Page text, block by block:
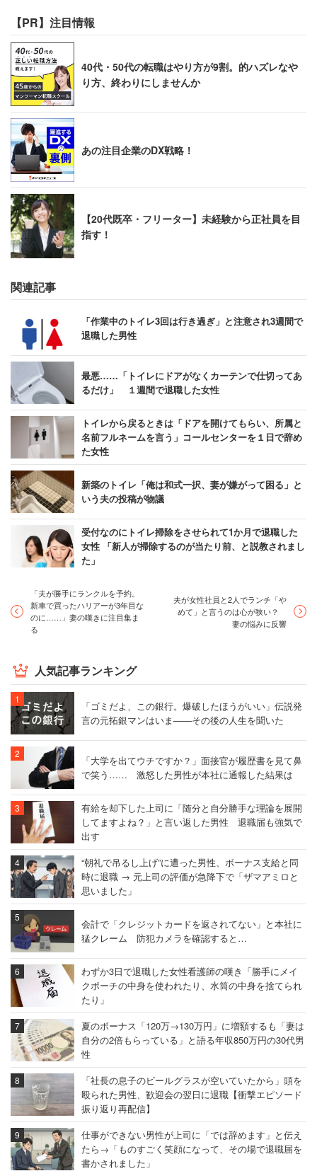
【PR】注目情報
40代・50代の転職はやり方が9割。的ハズレなや
り方、終わりにしませんか
あの注目企業のDX戦略！
【20代既卒・フリーター】未経験から正社員を目
指す！
関連記事
「作業中のトイレ3回は行き過ぎ」と注意され3週間で
退職した男性
最悪……「トイレにドアがなくカーテンで仕切ってあ
るだけ」 １週間で退職した女性
トイレから戻るときは「ドアを開けてもらい、所属と
名前フルネームを言う」コールセンターを１日で辞め
た女性
新築のトイレ「俺は和式一択、妻が嫌がって困る」と
いう夫の投稿が物議
受付なのにトイレ掃除をさせられて1か月で退職した
女性 「新人が掃除するのが当たり前、と説教されまし
た」
「夫が勝手にランクルを予約。
新車で買ったハリアーが3年目な
のに……」妻の嘆きに注目集ま
る
夫が女性社員と2人でランチ「や
めて」と言うのは心が狭い？
妻の悩みに反響
人気記事ランキング
「ゴミだよ、この銀行。爆破したほうがいい」伝説発
言の元拓銀マンはいま――その後の人生を聞いた
「大学を出てウチですか？」面接官が履歴書を見て鼻
で笑う…… 激怒した男性が本社に通報した結果は
有給を却下した上司に「随分と自分勝手な理論を展開
してますよね？」と言い返した男性 退職届も強気で
出す
“朝礼で吊るし上げ”に遭った男性、ボーナス支給と同
時に退職 → 元上司の評価が急降下で「ザマアミロと
思いました」
会計で「クレジットカードを返されてない」と本社に
猛クレーム 防犯カメラを確認すると…
わずか3日で退職した女性看護師の嘆き「勝手にメイ
クポーチの中身を使われたり、水筒の中身を捨てられ
たり」
夏のボーナス「120万→130万円」に増額するも「妻は
自分の2倍もらっている」と語る年収850万円の30代男
性
「社長の息子のビールグラスが空いていたから」頭を
殴られた男性、歓迎会の翌日に退職【衝撃エピソード
振り返り再配信】
仕事ができない男性が上司に「では辞めます」と伝え
たら→「ものすごく笑顔になって、その場で退職届を
書かされました」